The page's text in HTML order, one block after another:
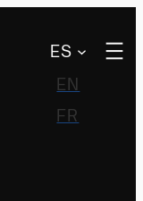
ES
EN
FR